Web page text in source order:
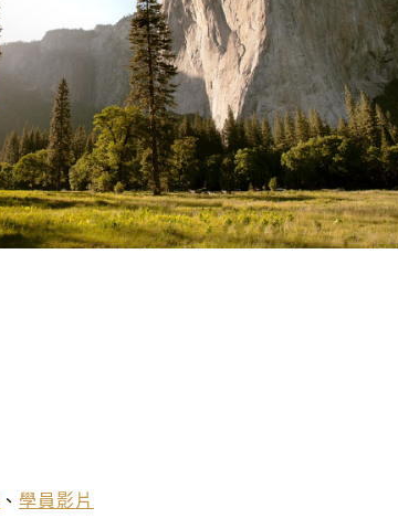
、 學員影片